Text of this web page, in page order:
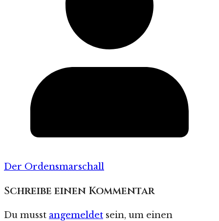
Der Ordensmarschall
Schreibe einen Kommentar
Du musst angemeldet sein, um einen